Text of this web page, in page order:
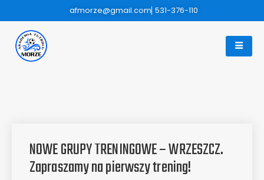
afmorze@gmail.com 531-376-110
NOWE GRUPY TRENINGOWE – WRZESZCZ.
Zapraszamy na pierwszy trening!